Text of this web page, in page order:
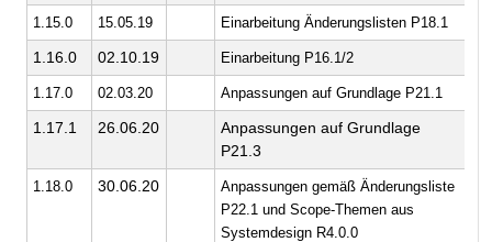
1.15.0 15.05.19 Einarbeitung Änderungslisten P18.1
1.16.0 02.10.19 Einarbeitung P16.1/2
1.17.0 02.03.20 Anpassungen auf Grundlage P21.1
1.17.1 26.06.20
Anpassungen auf Grundlage
P21.3
1.18.0 30.06.20
Anpassungen gemäß Änderungsliste
P22.1 und Scope-Themen aus
Systemdesign R4.0.0